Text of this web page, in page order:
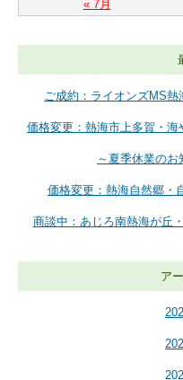
« 7月
ご成約：ライオンズMS熱
価格変更：熱海市上多賀・海
～夏季休業のお
価格変更：熱海自然郷・
商談中：あじろ南熱海が丘
ア